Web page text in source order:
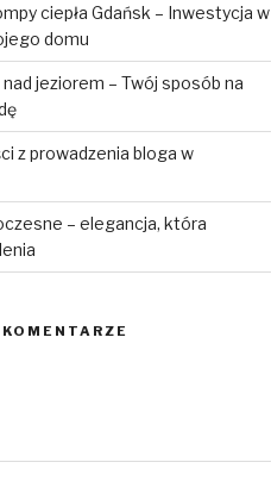
ciepła Gdańsk – Inwestycja w
domu
jeziorem – Twój sposób na
z prowadzenia bloga w
– elegancja, która